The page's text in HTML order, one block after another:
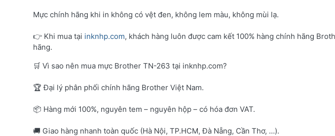
Mực chính hãng khi in không có vệt đen, không lem màu, không mùi lạ.
👉 Khi mua tại inknhp.com, khách hàng luôn được cam kết 100% hàng chính hãng
hãng.
🛒 Vì sao nên mua mực Brother TN-263 tại inknhp.com?
🏆 Đại lý phân phối chính hãng Brother Việt Nam.
📦 Hàng mới 100%, nguyên tem – nguyên hộp – có hóa đơn VAT.
🚚 Giao hàng nhanh toàn quốc (Hà Nội, TP.HCM, Đà Nẵng, Cần Thơ, …).